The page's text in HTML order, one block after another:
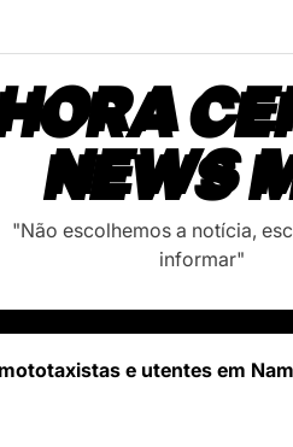
HORA
NEWS
"Não escolhemos a notícia,
informar"
e utentes em